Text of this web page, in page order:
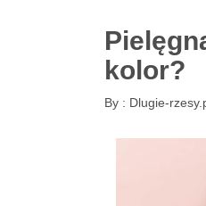
kolor?
By : Dlugie-